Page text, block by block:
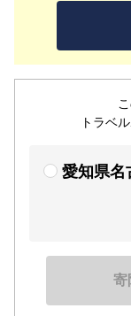
トラベ
愛知県名
寄